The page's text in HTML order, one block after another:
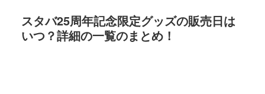
スタバ25周年記念限定グッズの販売日は
いつ？詳細の一覧のまとめ！